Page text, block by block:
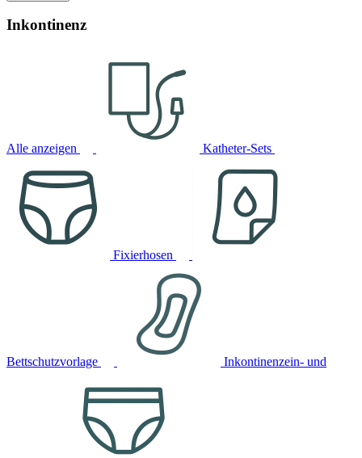
Inkontinenz
Alle anzeigen Katheter-Sets
Fixierhosen
Bettschutzvorlage Inkontinenzein- und